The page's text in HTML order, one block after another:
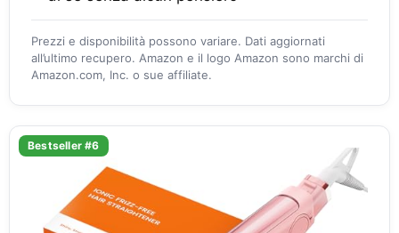
Prezzi e disponibilità possono variare. Dati aggiornati
all’ultimo recupero. Amazon e il logo Amazon sono marchi di
Amazon.com, Inc. o sue affiliate.
Bestseller #6